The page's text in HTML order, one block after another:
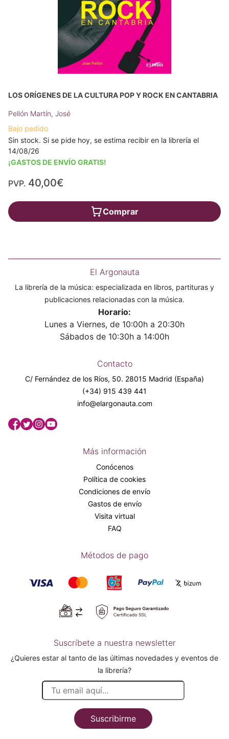
LOS ORÍGENES DE LA CULTURA POP Y ROCK EN CANTABRIA
Pellón Martín, José
Bajo pedido
Sin stock. Si se pide hoy, se estima recibir en la librería el
14/08/26
¡GASTOS DE ENVÍO GRATIS!
PVP. 40,00€
Comprar
El Argonauta
La librería de la música: especializada en libros, partituras y
publicaciones relacionadas con la música.
Horario:
Lunes a Viernes, de 10:00h a 20:30h
Sábados de 10:30h a 14:00h
Contacto
C/ Fernández de los Ríos, 50. 28015 Madrid (España)
(+34) 915 439 441
info@elargonauta.com
Más información
Conócenos
Política de cookies
Condiciones de envío
Gastos de envío
Visita virtual
FAQ
Métodos de pago
Suscríbete a nuestra newsletter
¿Quieres estar al tanto de las últimas novedades y eventos de
la librería?
Suscribirme